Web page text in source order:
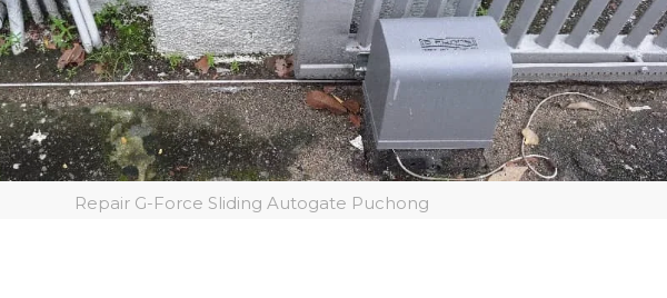
Repair G-Force Sliding Autogate Puchong